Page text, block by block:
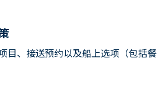
目、接送预约以及船上选项（包括餐